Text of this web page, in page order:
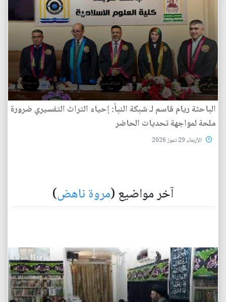
الباحثة ريام قاسم لـ شبكة النبأ: إحياء التراث التفسيري ضرورة
ملحة لمواجهة تحديات الحاضر
الأربعاء 29 تموز 2026
آخر مواضيع (مروة ناهض)